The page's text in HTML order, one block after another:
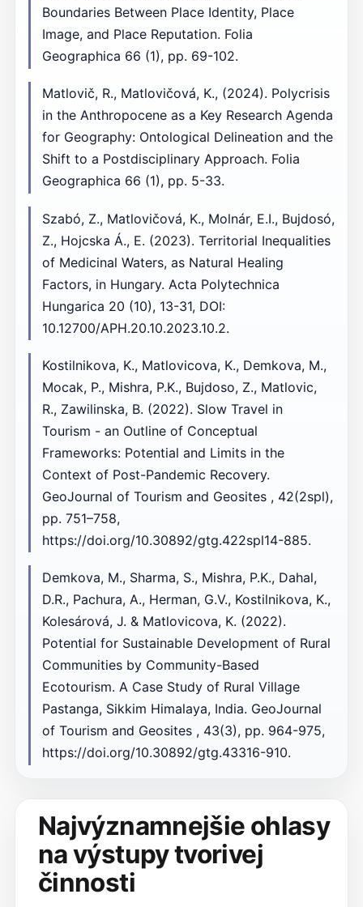
Boundaries Between Place Identity, Place
Image, and Place Reputation. Folia
Geographica 66 (1), pp. 69-102.
Matlovič, R., Matlovičová, K., (2024). Polycrisis
in the Anthropocene as a Key Research Agenda
for Geography: Ontological Delineation and the
Shift to a Postdisciplinary Approach. Folia
Geographica 66 (1), pp. 5-33.
Szabó, Z., Matlovičová, K., Molnár, E.I., Bujdosó,
Z., Hojcska Á., E. (2023). Territorial Inequalities
of Medicinal Waters, as Natural Healing
Factors, in Hungary. Acta Polytechnica
Hungarica 20 (10), 13-31, DOI:
10.12700/APH.20.10.2023.10.2.
Kostilnikova, K., Matlovicova, K., Demkova, M.,
Mocak, P., Mishra, P.K., Bujdoso, Z., Matlovic,
R., Zawilinska, B. (2022). Slow Travel in
Tourism - an Outline of Conceptual
Frameworks: Potential and Limits in the
Context of Post-Pandemic Recovery.
GeoJournal of Tourism and Geosites , 42(2spl),
pp. 751–758,
https://doi.org/10.30892/gtg.422spl14-885.
Demkova, M., Sharma, S., Mishra, P.K., Dahal,
D.R., Pachura, A., Herman, G.V., Kostilnikova, K.,
Kolesárová, J. & Matlovicova, K. (2022).
Potential for Sustainable Development of Rural
Communities by Community-Based
Ecotourism. A Case Study of Rural Village
Pastanga, Sikkim Himalaya, India. GeoJournal
of Tourism and Geosites , 43(3), pp. 964-975,
https://doi.org/10.30892/gtg.43316-910.
Najvýznamnejšie ohlasy
na výstupy tvorivej
činnosti